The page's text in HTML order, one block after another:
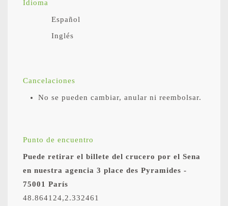
Idioma
Español
Inglés
Cancelaciones
No se pueden cambiar, anular ni reembolsar.
Punto de encuentro
Puede retirar el billete del crucero por el Sena
en nuestra agencia 3 place des Pyramides -
75001 París
48.864124,2.332461